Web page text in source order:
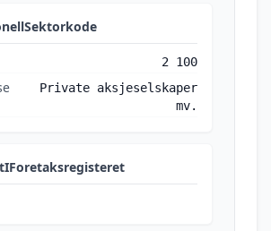
2 100
Private aksjeselskaper
mv.